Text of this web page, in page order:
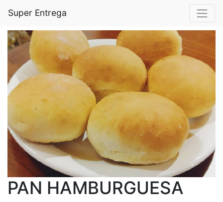
Super Entrega
PAN HAMBURGUESA